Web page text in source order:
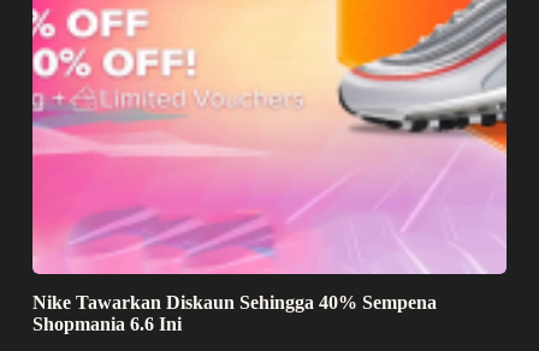
Nike Tawarkan Diskaun Sehingga 40% Sempena
Shopmania 6.6 Ini